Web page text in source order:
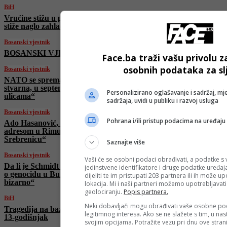
BiH
Vrućine stižu u punom jeku, ali ne zadugo –
stiže naglo zahlađenje!
Bosanski vjestnik
BOSANSKI VJESTNIK – 13. 7. 2025.
Bosanski vjestnik
NATO se sprema za ruski napad: „Prijetnja je
stvarna, u septembru će tenkovi biti na
ulicama“
Bosanski vjestnik
Ado Hasanović, bh. režiser, Srebreničanin sa
adresom u Rimu: „Želim vratiti život u
Srebrenicu“
Bosanski vjestnik
Da li je Schmidt zaustavio usvajanje rezolucije
o genocidu u Bundestagu?Arnaut: „Zvuči
bizarno“
BiH
Tragedija na bazenu u Gradačcu: Utopio se
13-godišnjak
Face.ba traži vašu privolu
osobnih podataka za
Personalizirano oglašavanje i sadržaj,
sadržaja, uvidi u publiku i razvoj usluga
Pohrana i/ili pristup podacima na uređaju
Saznajte više
Vaši će se osobni podaci obrađivati, a podatke s
jedinstvene identifikatore i druge podatke
dijeliti te im pristupati 203 partnera ili ih može
lokacija. Mi i naši partneri možemo
geolociranju. Popis partnera.
Neki dobavljači mogu obrađivati vaše osobne
legitimnog interesa. Ako se ne slažete s tim, u
svojim opcijama. Potražite vezu pri dnu ove